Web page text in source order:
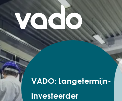
VADO: Langetermijn-
investeerder